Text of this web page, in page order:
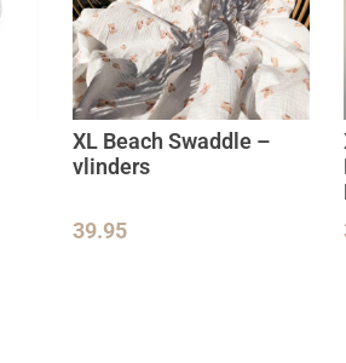
XL Beach Swaddle –
vlinders
39.95